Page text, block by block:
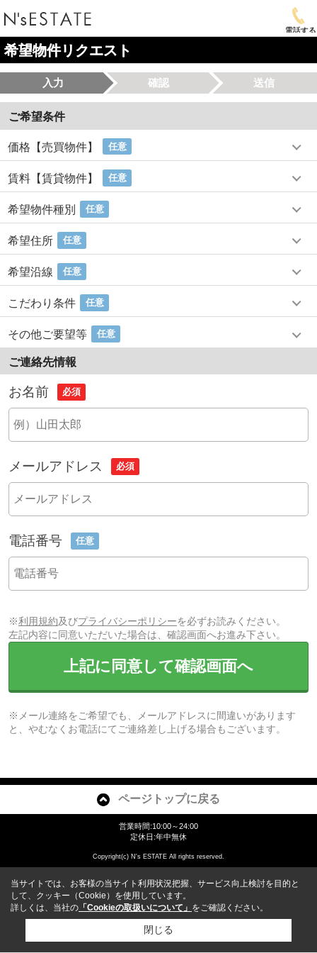
電話する
希望物件リクエスト
入力 確認 送信
ご希望条件
価格【売買物件】 任意
賃料【賃貸物件】 任意
希望物件種別 任意
希望住所 任意
希望沿線 任意
こだわり条件 任意
その他ご要望等 任意
ご連絡先情報
お名前 必須
メールアドレス 必須
電話番号 任意
※利用規約及びプライバシーポリシーを必ずお読みください。
左記内容に同意いただいた場合は、確認画面へお進み下さい。
上記に同意して確認画面へ
※メール連絡をご希望でも、メールアドレスに間違いがあります
と、やむなくお電話にてご連絡差し上げる場合もございます。
ページトップに戻る
営業時間:10:00～24:00
定休日:年中無休
Copyright(c) N's ESTATE All rights reserved.
当サイトでは、お客様の当サイト利用状況把握、サービス向上検討を目的と
して、クッキー（Cookie）を使用しています。
詳しくは、当社の 「Cookieの取扱いについて」 をご確認ください。
閉じる